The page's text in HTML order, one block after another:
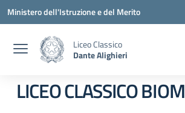
Vai ai contenuti
Vai al menu di navigazione
Vai al footer
Ministero dell'Istruzione e del Merito
Liceo Classico
Dante Alighieri
LICEO CLASSICO